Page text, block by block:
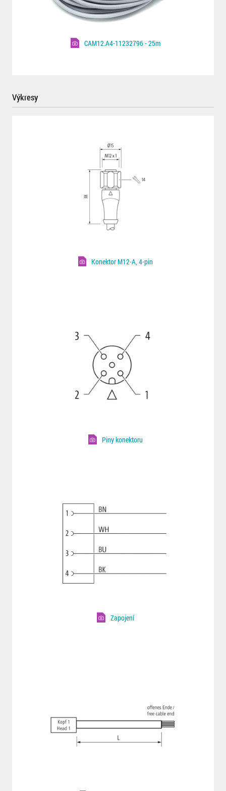
CAM12.A4-11232796 - 25m
Výkresy
Konektor M12-A, 4-pin
Piny konektoru
Zapojení